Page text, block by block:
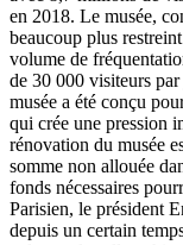
en 2018. Le musée,
beaucoup plus
volume de
de 30 000 visiteurs
musée a été conçu
qui crée une pression
rénovation du musée
somme non allouée
fonds nécessaires
Parisien, le président
depuis un certain